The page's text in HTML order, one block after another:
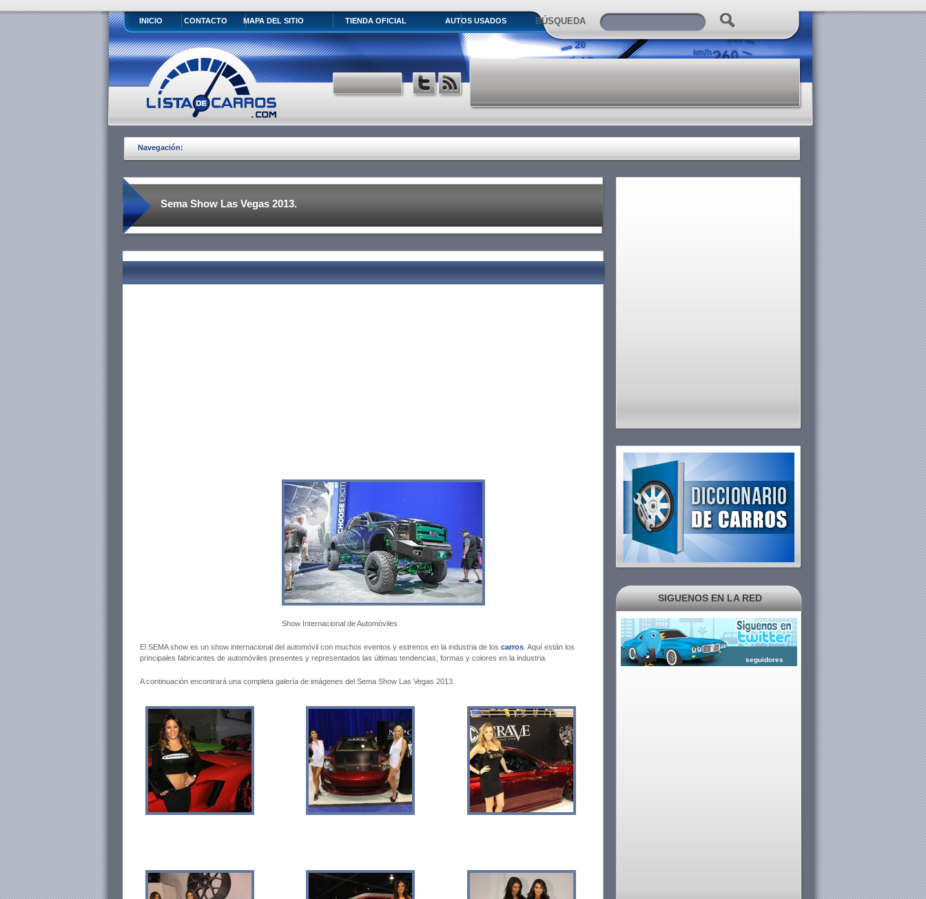
INICIO CONTACTO MAPA DEL SITIO TIENDA OFICIAL AUTOS USADOS BÚSQUEDA
Navegación:
Sema Show Las Vegas 2013.
Show Internacional de Automóviles
El SEMA show es un show internacional del automóvil con muchos eventos y estrenos en la industria de los carros . Aquí están los
principales fabricantes de automóviles presentes y representados las últimas tendencias, formas y colores en la industria.
A continuación encontrará una completa galería de imágenes del Sema Show Las Vegas 2013.
SIGUENOS EN LA RED
seguidores